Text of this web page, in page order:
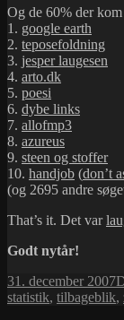
Og de 60% der
1. google earth
2. teposefoldning
3. jesper laugesen
4. arto.dk
5. poesi
6. dybe links
7. allofmp3
8. azureus
9. steen og stoffer
10. handjob (don’t
(og 2695 andre
That’s it. Det var
Godt nytår!
Udgivet
i
31. december 2007
statistik, tilbageblik,